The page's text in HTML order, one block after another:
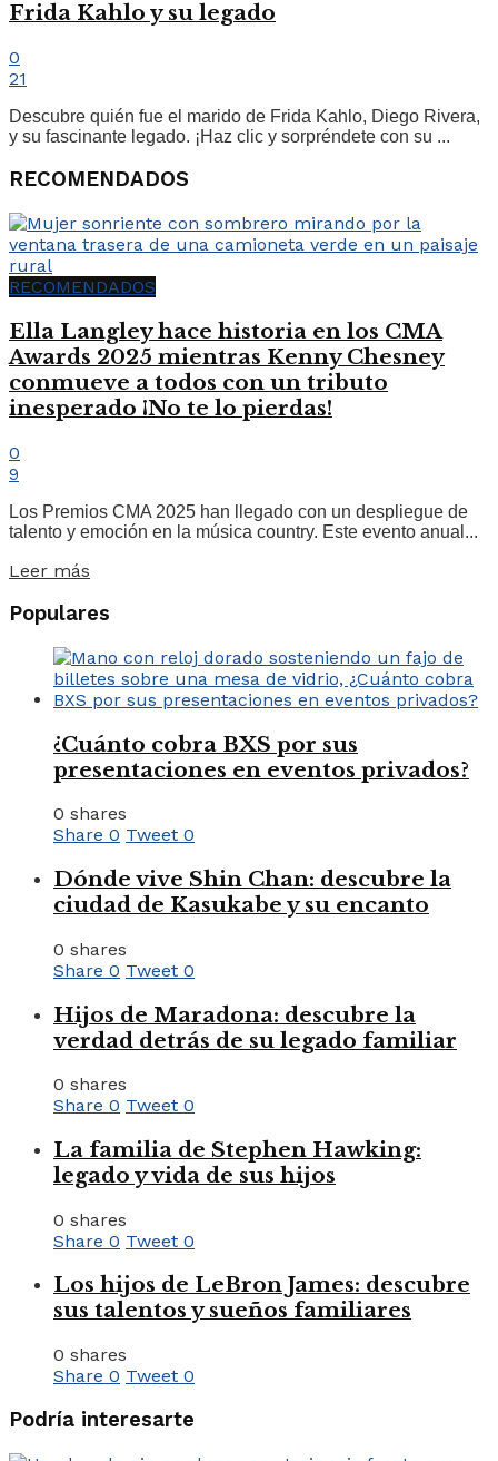
Frida Kahlo y su legado
0
21
Descubre quién fue el marido de Frida Kahlo, Diego Rivera,
y su fascinante legado. ¡Haz clic y sorpréndete con su ...
RECOMENDADOS
RECOMENDADOS
Ella Langley hace historia en los CMA
Awards 2025 mientras Kenny Chesney
conmueve a todos con un tributo
inesperado ¡No te lo pierdas!
0
9
Los Premios CMA 2025 han llegado con un despliegue de
talento y emoción en la música country. Este evento anual...
Leer más
Populares
¿Cuánto cobra BXS por sus
presentaciones en eventos privados?
0 shares
Share 0 Tweet 0
Dónde vive Shin Chan: descubre la
ciudad de Kasukabe y su encanto
0 shares
Share 0 Tweet 0
Hijos de Maradona: descubre la
verdad detrás de su legado familiar
0 shares
Share 0 Tweet 0
La familia de Stephen Hawking:
legado y vida de sus hijos
0 shares
Share 0 Tweet 0
Los hijos de LeBron James: descubre
sus talentos y sueños familiares
0 shares
Share 0 Tweet 0
Podría interesarte